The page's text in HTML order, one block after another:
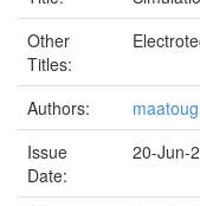
Other
Titles:
Authors:
Issue
Date:
20-Jun-